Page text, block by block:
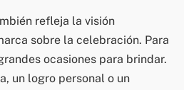
refleja la visión
sobre la celebración. Para
ocasiones para brindar.
un logro personal o un